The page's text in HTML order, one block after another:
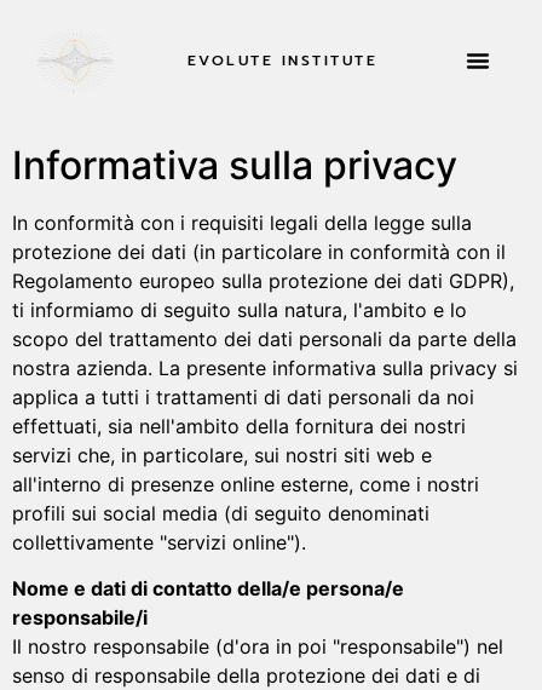
EVOLUTE INSTITUTE
Informativa sulla privacy
In conformità con i requisiti legali della legge sulla
protezione dei dati (in particolare in conformità con il
Regolamento europeo sulla protezione dei dati GDPR),
ti informiamo di seguito sulla natura, l'ambito e lo
scopo del trattamento dei dati personali da parte della
nostra azienda. La presente informativa sulla privacy si
applica a tutti i trattamenti di dati personali da noi
effettuati, sia nell'ambito della fornitura dei nostri
servizi che, in particolare, sui nostri siti web e
all'interno di presenze online esterne, come i nostri
profili sui social media (di seguito denominati
collettivamente "servizi online").
Nome e dati di contatto della/e persona/e
responsabile/i
Il nostro responsabile (d'ora in poi "responsabile") nel
senso di responsabile della protezione dei dati e di